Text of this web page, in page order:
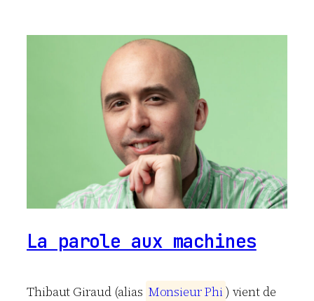
La parole aux machines
Thibaut Giraud (alias MonsieurPhi) vient de